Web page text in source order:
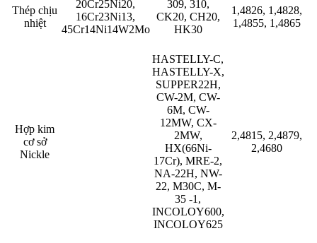
Thép chịu
nhiệt
20Cr25Ni20,
16Cr23Ni13,
45Cr14Ni14W2Mo
309, 310,
CK20, CH20,
HK30
1,4826, 1,4828,
1,4855, 1,4865
Hợp kim
cơ sở
Nickle
HASTELLY-C,
HASTELLY-X,
SUPPER22H,
CW-2M, CW-
6M, CW-
12MW, CX-
2MW,
HX(66Ni-
17Cr), MRE-2,
NA-22H, NW-
22, M30C, M-
35 -1,
INCOLOY600,
INCOLOY625
2,4815, 2,4879,
2,4680